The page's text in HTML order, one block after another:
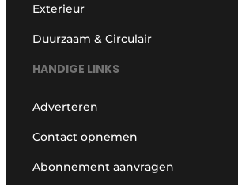
Exterieur
Duurzaam & Circulair
HANDIGE LINKS
Adverteren
Contact opnemen
Abonnement aanvragen